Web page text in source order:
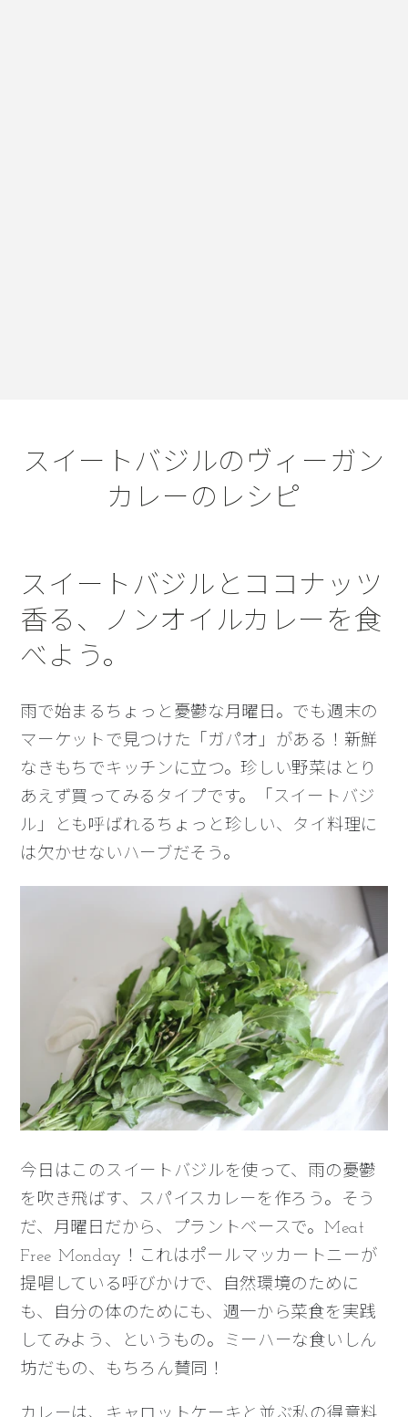
スイートバジルのヴィーガン
カレーのレシピ
スイートバジルとココナッツ
香る、ノンオイルカレーを食
べよう。
雨で始まるちょっと憂鬱な月曜日。でも週末の
マーケットで見つけた「ガパオ」がある！新鮮
なきもちでキッチンに立つ。珍しい野菜はとり
あえず買ってみるタイプです。「スイートバジ
ル」とも呼ばれるちょっと珍しい、タイ料理に
は欠かせないハーブだそう。
今日はこのスイートバジルを使って、雨の憂鬱
を吹き飛ばす、スパイスカレーを作ろう。そう
だ、月曜日だから、プラントベースで。 Meat
Free Monday！これはポールマッカートニーが
提唱している呼びかけで、自然環境のために
も、自分の体のためにも、週一から菜食を実践
してみよう、というもの。ミーハーな食いしん
坊だもの、もちろん賛同！